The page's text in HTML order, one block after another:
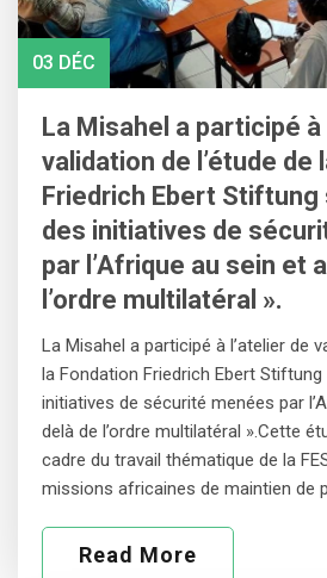
03 DÉC
La Misahel a participé à
validation de l’étude de
Friedrich Ebert Stiftung
des initiatives de
par l’Afrique au sein et
l’ordre multilatéral ».
La Misahel a participé à l’atelier de
la Fondation Friedrich Ebert Stiftung
initiatives de sécurité menées par
delà de l’ordre multilatéral ».Cette
cadre du travail thématique de la
missions africaines de maintien de
Read More